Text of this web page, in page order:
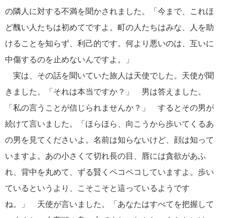
の隣人に対する不満を聞かされました。「今まで、これほ
ど醜い人たちは初めてですよ。町の人たちはみな、人を助
けることを知らず、利己的です。何より悪いのは、互いに
中傷するのを止めないんですよ。」
実は、その話を聞いていた旅人は天使でした。天使が聞
きました。「それは本当ですか？」 男は答えました。
「私の言うことが信じられませんか？」 するとその男が
続けて言いました。「ほらほら、向こうから歩いてくるあ
の男を見てくださいよ。名前は知らないけど、顔は知って
いますよ。あの小さくて切れ長の目、唇には貪欲があふ
れ、背中を丸めて、ずる賢くペコペコしていますよ。歩い
ているというより、こそこそと這っているようです
ね。」 天使が言いました。「あなたはすべてを把握して